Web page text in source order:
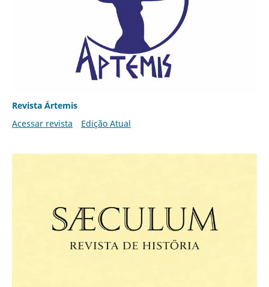
Revista Ártemis
Acessar revista
Edição Atual